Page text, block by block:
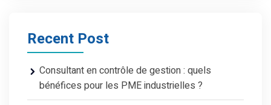
Recent Post
Consultant en contrôle de gestion : quels
bénéfices pour les PME industrielles ?